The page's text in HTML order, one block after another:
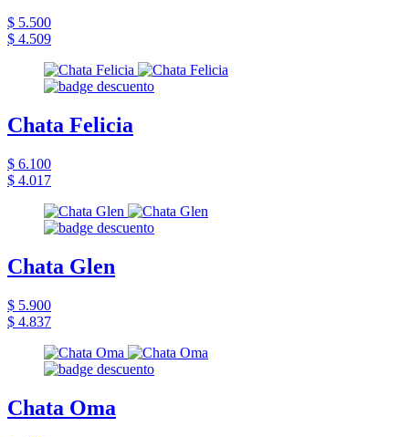
$ 5.500
$ 4.509
Chata Felicia
$ 6.100
$ 4.017
Chata Glen
$ 5.900
$ 4.837
Chata Oma